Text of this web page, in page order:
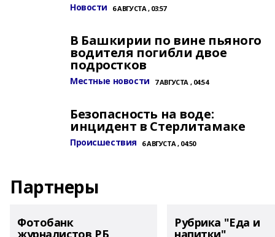
Новости 6 АВГУСТА , 03:57
В Башкирии по вине пьяного
водителя погибли двое
подростков
Местные новости 7 АВГУСТА , 04:54
Безопасность на воде:
инцидент в Стерлитамаке
Происшествия 6 АВГУСТА , 04:50
Партнеры
Фотобанк
журналистов РБ
Рубрика "Еда и
напитки"